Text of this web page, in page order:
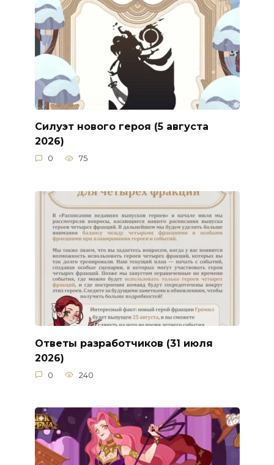
Силуэт нового героя (5 августа
2026)
0 75
Ответы разработчиков (31 июля
2026)
0 240